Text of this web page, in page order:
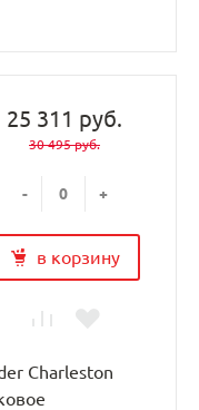
25 311 руб.
30 495 руб.
- +
в корзину
Charleston